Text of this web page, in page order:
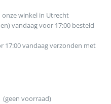
winkel in Utrecht
vandaag voor 17:00 besteld
17:00 vandaag verzonden met
(geen voorraad)